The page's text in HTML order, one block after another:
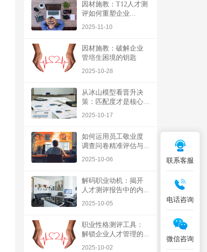
因材施教：T12人才测
评如何重塑企业...
2025-11-10
因材施教：破解企业
管培生困境的钥匙
2025-10-28
从冰山模型看晋升决
策：匹配度才是核心...
2025-10-17
如何运用员工敬业度
调查问卷精准评估与...
2025-10-06
解码职业动机：揭开
人才测评报告中的内...
2025-10-05
职业性格测评工具：
解锁企业人才管理的...
2025-10-02
联系客服
电话咨询
微信咨询